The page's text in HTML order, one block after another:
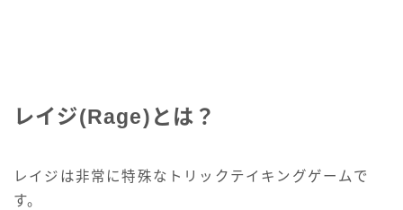
レイジ(Rage)とは？
レイジは非常に特殊なトリックテイキングゲームで
す。